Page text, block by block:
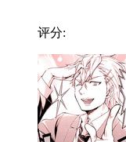
评分: